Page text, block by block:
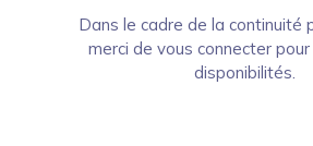
Dans le cadre de la continuité
merci de vous connecter
disponibilités.